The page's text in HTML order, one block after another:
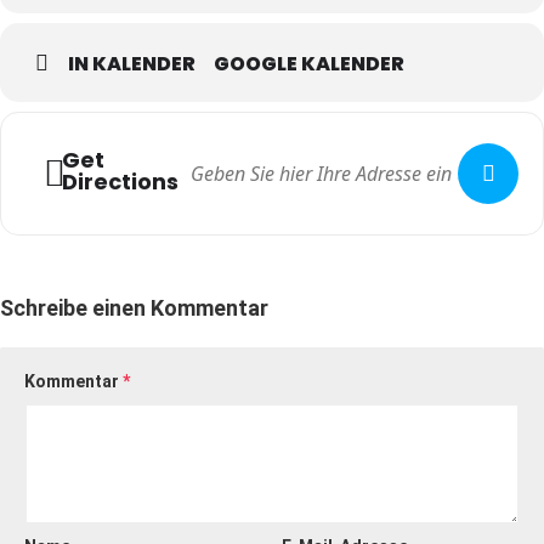
08.03.2026, Start: 16:00 Uhr / Eintritt 8,00 Euro
HINESISCHER PAVILLON ZU DRESDEN e.V.
IN KALENDER GOOGLE KALENDER
Get
Directions
Schreibe einen Kommentar
Kommentar *